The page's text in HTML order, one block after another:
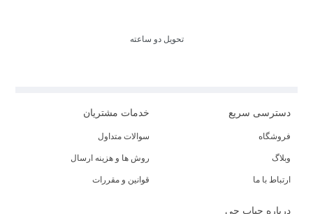
تحویل دو ساعته
دسترسی سریع
فروشگاه
وبلاگ
ارتباط با ما
خدمات مشتریان
سوالات متداول
روش ها و هزینه ارسال
قوانین و مقررات
درباره حباب چی